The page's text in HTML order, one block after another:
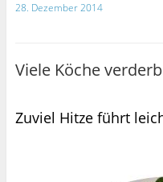
28. Dezember 2014
Viele Köche
Zuviel Hitze führt